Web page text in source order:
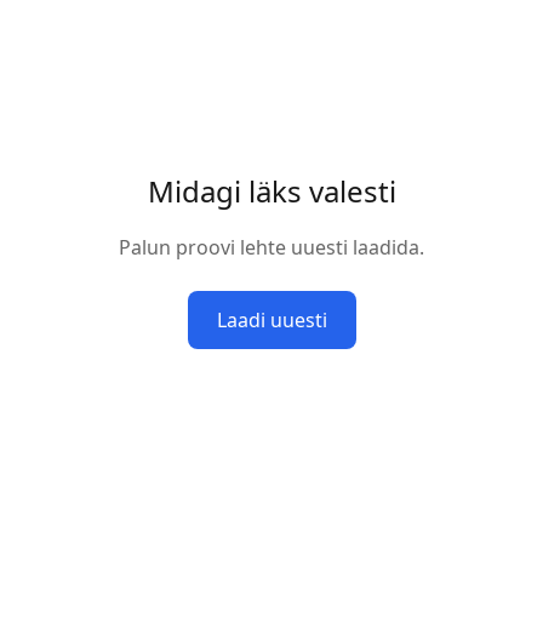
Midagi läks valesti
Palun proovi lehte uuesti laadida.
Laadi uuesti